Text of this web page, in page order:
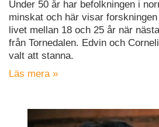
Under 50 år har befolkningen i
minskat och här visar
livet mellan 18 och 25 år när
från Tornedalen. Edvin och
valt att stanna.
Läs mera »